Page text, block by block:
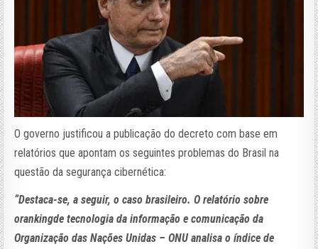
O governo justificou a publicação do decreto com base em
relatórios que apontam os seguintes problemas do Brasil na
questão da segurança cibernética:
“Destaca-se, a seguir, o caso brasileiro. O relatório sobre
orankingde tecnologia da informação e comunicação da
Organização das Nações Unidas – ONU analisa o índice de